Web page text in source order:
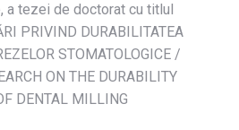
a tezei de doctorat cu titlul
PRIVIND DURABILITATEA
STOMATOLOGICE /
ON THE DURABILITY
DENTAL MILLING